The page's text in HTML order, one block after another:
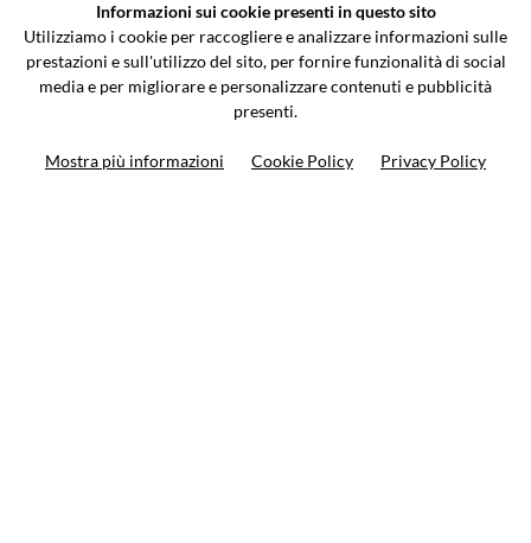
Via Galileo Galilei 5 | Verano Brianza (MB) 20843 | ITALY
0362-805407-info@valtermoto.com
Informazioni sui cookie presenti in questo sito
Utilizziamo i cookie per raccogliere e analizzare informazioni sulle
prestazioni e sull'utilizzo del sito, per fornire funzionalità di social
media e per migliorare e personalizzare contenuti e pubblicità
presenti.
Mostra più informazioni Cookie Policy Privacy Policy